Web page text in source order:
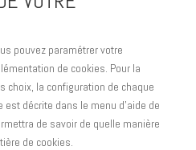
pouvez paramétrer votre
de cookies. Pour la
choix, la configuration de chaque
décrite dans le menu d’aide de
de savoir de quelle manière
de cookies.